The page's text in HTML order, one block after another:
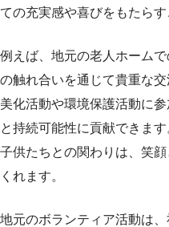
ての充実感や喜びをもたらす
例えば、地元の老人ホーム
の触れ合いを通じて貴重な
美化活動や環境保護活動に
と持続可能性に貢献できま
子供たちとの関わりは、笑
くれます。
地元のボランティア活動は